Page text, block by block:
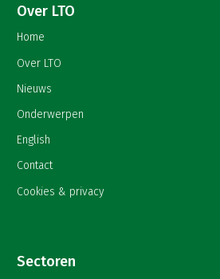
Over LTO
Home
Over LTO
Nieuws
Onderwerpen
English
Contact
Cookies & privacy
Sectoren